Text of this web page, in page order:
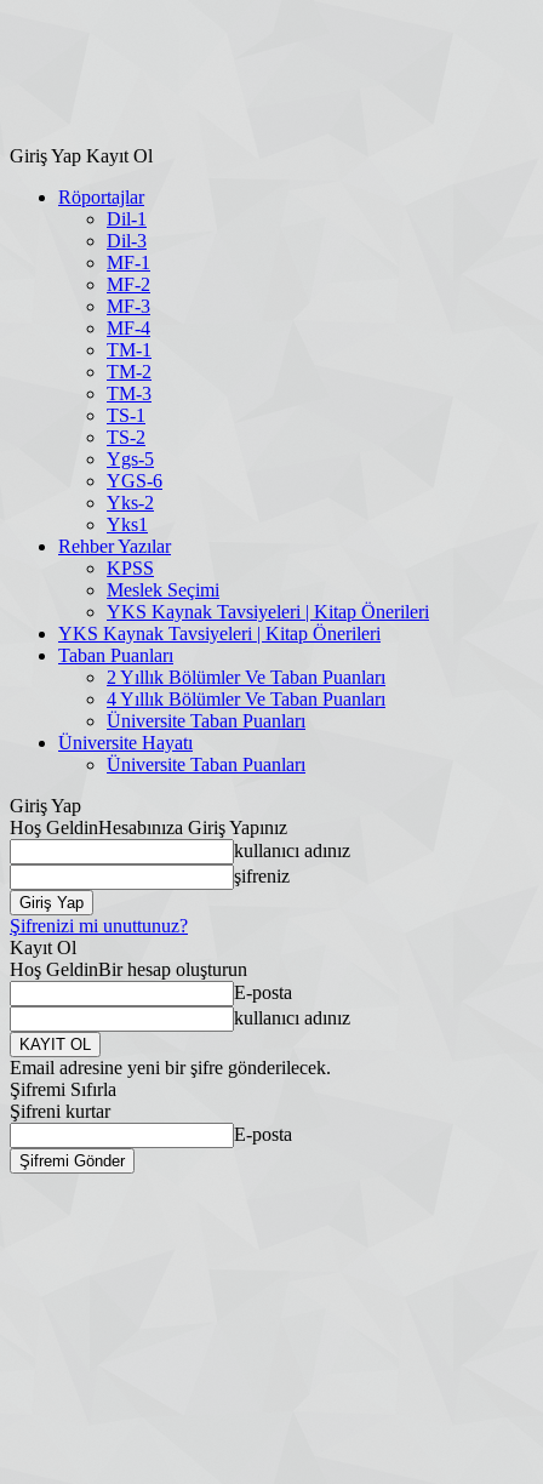
Giriş Yap Kayıt Ol
Röportajlar
Dil-1
Dil-3
MF-1
MF-2
MF-3
MF-4
TM-1
TM-2
TM-3
TS-1
TS-2
Ygs-5
YGS-6
Yks-2
Yks1
Rehber Yazılar
KPSS
Meslek Seçimi
YKS Kaynak Tavsiyeleri | Kitap Önerileri
YKS Kaynak Tavsiyeleri | Kitap Önerileri
Taban Puanları
2 Yıllık Bölümler Ve Taban Puanları
4 Yıllık Bölümler Ve Taban Puanları
Üniversite Taban Puanları
Üniversite Hayatı
Üniversite Taban Puanları
Giriş Yap
Hoş GeldinHesabınıza Giriş Yapınız
kullanıcı adınız
şifreniz
Şifrenizi mi unuttunuz?
Kayıt Ol
Hoş GeldinBir hesap oluşturun
E-posta
kullanıcı adınız
Email adresine yeni bir şifre gönderilecek.
Şifremi Sıfırla
Şifreni kurtar
E-posta